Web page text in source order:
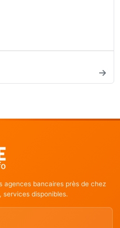
agences bancaires près de chez
services disponibles.